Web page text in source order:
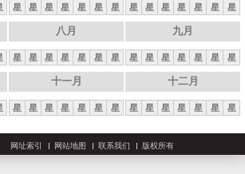
星 星 星 星 星 星 星 星 星 星 星 星 星 星
八月
星 星 星 星 星 星 星
九月
星 星 星 星 星 星 星
十一月
星 星 星 星 星 星 星
十二月
星 星 星 星 星 星 星
网址索引 网站地图 联系我们 版权所有